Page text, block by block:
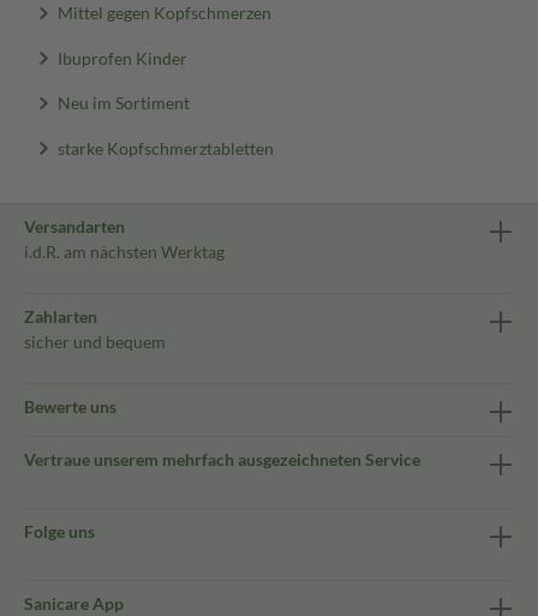
Mittel gegen Kopfschmerzen
Ibuprofen Kinder
Neu im Sortiment
starke Kopfschmerztabletten
Versandarten
i.d.R. am nächsten Werktag
Zahlarten
sicher und bequem
Bewerte uns
Vertraue unserem mehrfach ausgezeichneten Service
Folge uns
Sanicare App